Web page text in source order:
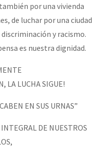
por una vivienda
de luchar por una ciudad
y racismo.
es nuestra dignidad.
LA LUCHA SIGUE!
EN SUS URNAS”
DE NUESTROS